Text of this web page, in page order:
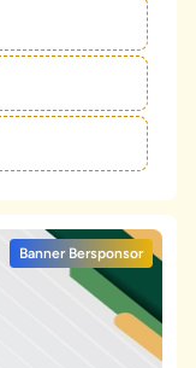
Banner Bersponsor